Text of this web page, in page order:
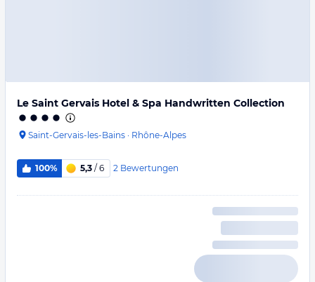
Le Saint Gervais Hotel & Spa Handwritten Collection
Saint-Gervais-les-Bains · Rhône-Alpes
100% 5,3 / 6 2 Bewertungen